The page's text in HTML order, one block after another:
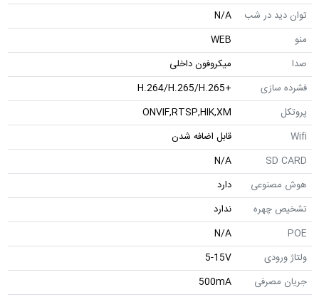
توان دید در شب
N/A
منو
WEB
صدا
میکروفون داخلی
فشرده سازی
+H.264/H.265/H.265
پروتکل
ONVIF,RTSP,HIK,XM
Wifi
قابل اضافه شدن
SD CARD
N/A
هوش مصنوعی
دارد
تشخیص چهره
ندارد
POE
N/A
ولتاژ ورودی
5-15V
جریان مصرفی
500mA